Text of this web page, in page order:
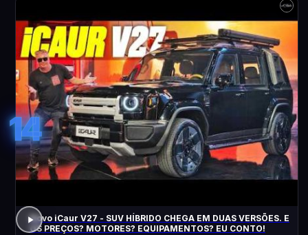
14
Novo iCaur V27 - SUV HÍBRIDO CHEGA EM DUAS VERSÕES. E
OS PREÇOS? MOTORES? EQUIPAMENTOS? EU CONTO!